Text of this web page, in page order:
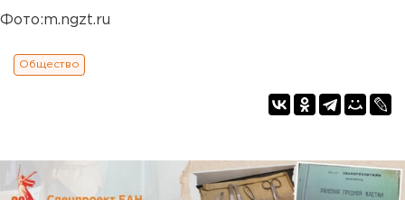
Фото:m.ngzt.ru
Общество